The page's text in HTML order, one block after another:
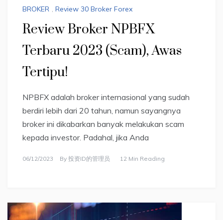
BROKER , Review 30 Broker Forex
Review Broker NPBFX
Terbaru 2023 (Scam), Awas
Tertipu!
NPBFX adalah broker internasional yang sudah
berdiri lebih dari 20 tahun, namun sayangnya
broker ini dikabarkan banyak melakukan scam
kepada investor. Padahal, jika Anda
06/12/2023 By 投资ID的管理员 12 Min Reading